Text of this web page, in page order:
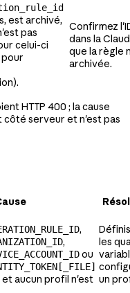
est archivé,
pas
celui-ci
Confirmez
dans la
que la règle
archivée.
HTTP 400 ; la cause
côté serveur et n'est pas
,
,
ou
aucun profil n'est
les
un